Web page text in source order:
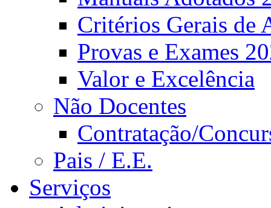
Critérios Gerais de
Provas e Exames
Valor e Excelência
Não Docentes
Contratação/
Pais / E.E.
Serviços